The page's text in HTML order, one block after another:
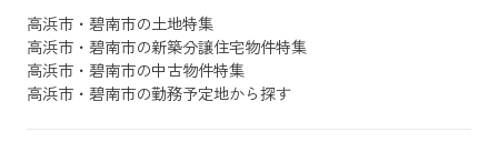
高浜市・碧南市の土地特集
高浜市・碧南市の新築分譲住宅物件特集
高浜市・碧南市の中古物件特集
高浜市・碧南市の勤務予定地から探す